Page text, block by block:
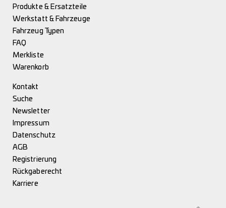
Produkte & Ersatzteile
Werkstatt & Fahrzeuge
Fahrzeug Typen
FAQ
Merkliste
Warenkorb
Kontakt
Suche
Newsletter
Impressum
Datenschutz
AGB
Registrierung
Rückgaberecht
Karriere